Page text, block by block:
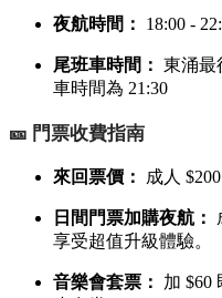
夜航時間： 18:00 -
尾班車時間： 東涌最
車時間為 21:30
🎫 門票收費指南
來回票價： 成人
日間門票加購夜航：
享受超值升級體驗。
音樂會套票：
加 $60